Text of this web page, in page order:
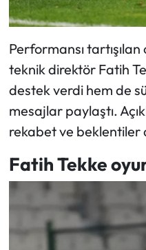
Performansı
teknik direktör Fatih
destek verdi hem de
mesajlar paylaştı.
rekabet ve beklentiler
Fatih Tekke